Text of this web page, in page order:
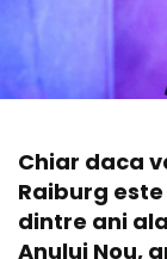
Chiar daca
Raiburg
dintre ani
Anului Nou,